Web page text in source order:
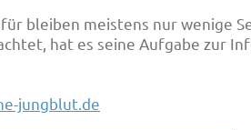
bleiben meistens nur wenige
hat es seine Aufgabe zur
jungblut.de